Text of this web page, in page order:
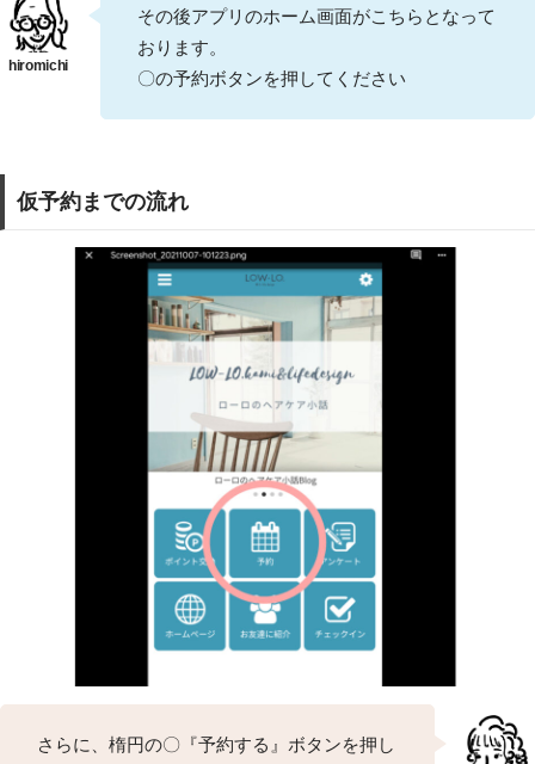
その後アプリのホーム画面がこちらとなって
おります。
〇の予約ボタンを押してください
仮予約までの流れ
さらに、楕円の〇『予約する』ボタンを押し